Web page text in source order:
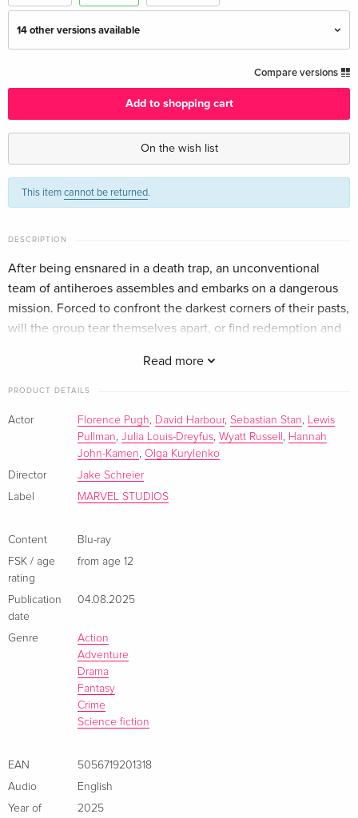
14 other versions available
EUR 23.49
4K Ultra HD + Blu-ray
EUR 36.49
Limited Edition, Steelbook, 4K Ultra HD + Blu-
ray
English · UK Version
EUR 65.49
English · US Version
Cinematic Universe Edition, 4K Ultra HD +
English · US Version
EUR 51.49
ray
Standard edition
EUR 26.49
4K Ultra HD + Blu-ray
Limited Edition, Steelbook, 4K Ultra HD + Blu-
German
French
4K Ultra HD + Blu-ray
French
+ Card
Compare versions
Add to shopping cart
On the wish list
This itemcannot be returned.
DESCRIPTION
Read more
After being ensnared in a death trap, an unconventional
team of antiheroes assembles and embarks on a dangerous
mission. Forced to confront the darkest corners of their pasts,
will the group tear themselves apart, or find redemption and
PRODUCT DETAILS
Actor Florence Pugh, David Harbour, Sebastian Stan, Lewis
Pullman, Julia Louis-Dreyfus, Wyatt Russell , Hannah
John-Kamen, Olga Kurylenko
Director
Jake Schreier
Label
MARVEL STUDIOS
Content
Blu-ray
FSK / age
rating
from age 12
Publication
date
04.08.2025
Genre
Action
Adventure
Drama
Fantasy
Crime
Science fiction
EAN
5056719201318
Audio
English
Year of
2025